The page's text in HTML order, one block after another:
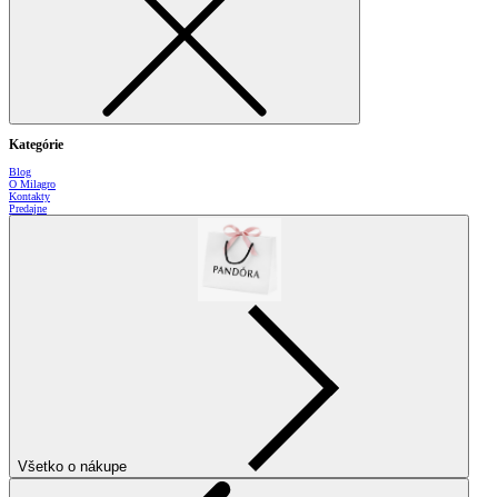
Kategórie
Blog
O Milagro
Kontakty
Predajne
Všetko o nákupe